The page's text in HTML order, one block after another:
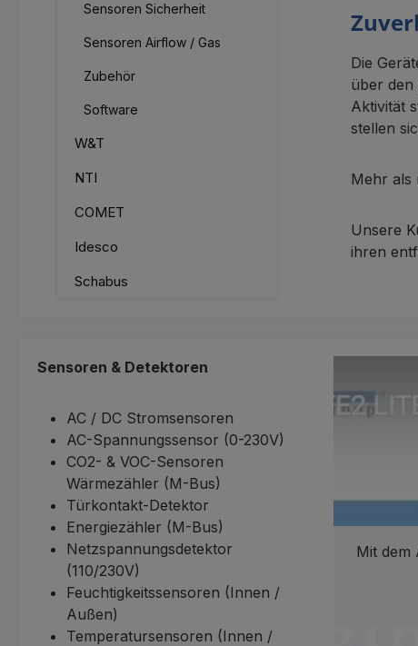
Sensoren Sicherheit
Sensoren Airflow / Gas
Zubehör
Software
W&T
NTI
COMET
Idesco
Schabus
Die
über den
Aktivität
stellen
Mehr als
Unsere
ihren
Sensoren & Detektoren
AC / DC Stromsensoren
AC-Spannungssensor (0-230V)
CO2- & VOC-Sensoren
Wärmezähler (M-Bus)
Türkontakt-Detektor
Energiezähler (M-Bus)
Netzspannungsdetektor
(110/230V)
Feuchtigkeitssensoren (Innen /
Außen)
Temperatursensoren (Innen /
Mit dem